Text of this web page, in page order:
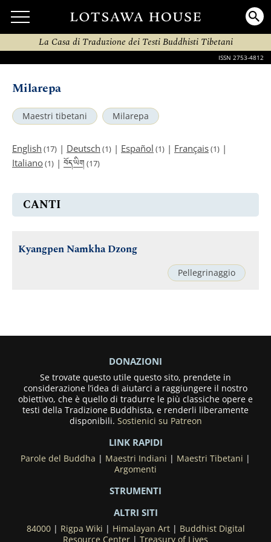
La Casa di Traduzione dei Testi Buddhisti Tibetani
ISSN 2753-4812
Milarepa
Maestri tibetani Milarepa
English (17) | Deutsch (1) | Español (1) | Français(1) |
Italiano(1) | བོད་ཡིག (17)
CANTI
Kyangpen Namkha Dzong
Pellegrinaggio
DONAZIONI
Se trovate questo utile questo sito, prendete in
considerazione l’idea di aiutarci a raggiungere il nostro
obiettivo, che è quello di tradurre le più classiche opere e
testi della Tradizione Buddhista, e renderli liberamente
disponibili. Sostienici su Patreon
LINK RAPIDI
Parole del Buddha | Maestri Indiani | Maestri Tibetani |
Argomenti
STRUMENTI
ALTRI SITI
84000| Rigpa Wiki | Himalayan Art| Buddhist Digital
Resource Center | Treasury of Lives